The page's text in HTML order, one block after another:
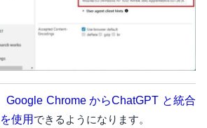
Google Chrome からChatGPT と統合
使用 できるようになります。